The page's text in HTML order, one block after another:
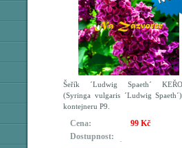
Šeřík ´Ludwig Spaeth´
(Syringa vulgaris ´Ludwig
kontejneru P9.
Cena:
99 Kč
Dostupnost: